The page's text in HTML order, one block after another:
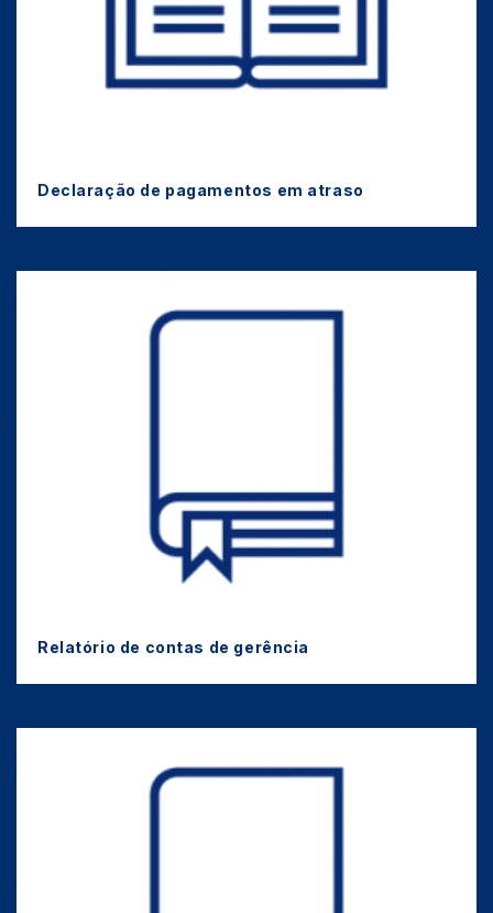
Declaração de pagamentos em atraso
Relatório de contas de gerência